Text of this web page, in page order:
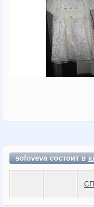
soloveva состоит в